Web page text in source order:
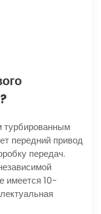
турбированным
передний привод
передач.
имеется 10-